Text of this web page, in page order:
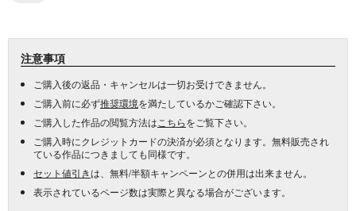
注意事項
ご購入後の返品・キャンセルは一切お受けできません。
ご購入前に必ず推奨環境を満たしているかご確認下さい。
ご購入した作品の閲覧方法は こちらをご覧下さい。
ご購入時にクレジットカードの決済が必須となります。無料販売され
ている作品につきましても同様です。
セット値引きは、無料/半額キャンペーンとの併用は出来ません。
表示されているページ数は実際と異なる場合がございます。